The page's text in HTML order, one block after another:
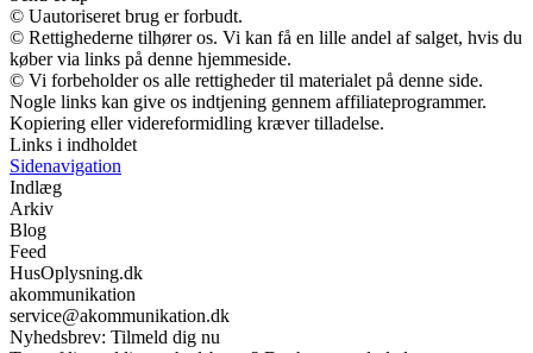
© Uautoriseret brug er forbudt.
© Rettighederne tilhører os. Vi kan få en lille andel af salget, hvis du
køber via links på denne hjemmeside.
© Vi forbeholder os alle rettigheder til materialet på denne side.
Nogle links kan give os indtjening gennem affiliateprogrammer.
Kopiering eller videreformidling kræver tilladelse.
Links i indholdet
Sidenavigation
Indlæg
Arkiv
Blog
Feed
HusOplysning.dk
akommunikation
service@akommunikation.dk
Nyhedsbrev: Tilmeld dig nu